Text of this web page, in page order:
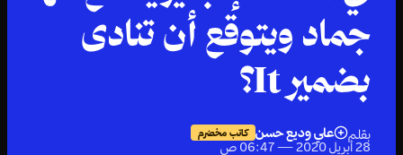
جماد ويتوقع أن تنادى
بضمير It؟
بقلم علي وديع حسن كاتب مخضرم
28 أبريل 2020 — 06:47 ص